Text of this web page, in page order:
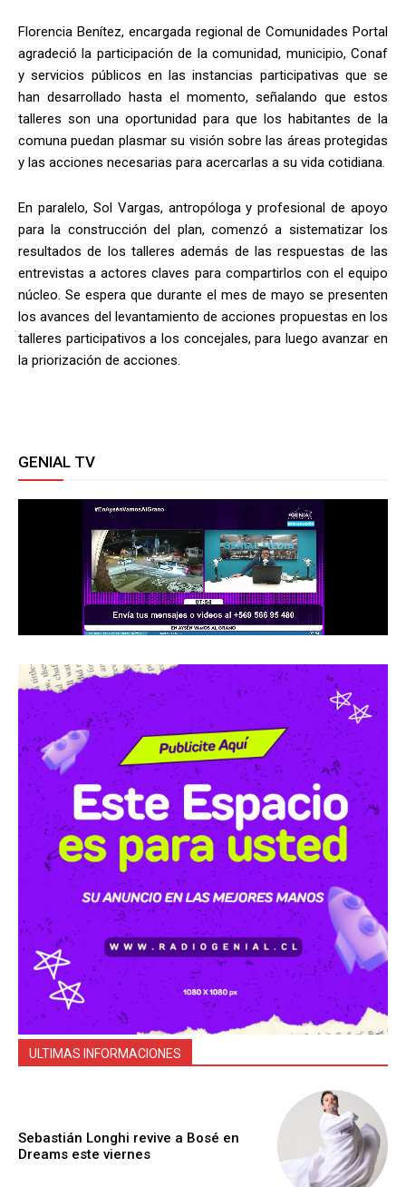
Florencia Benítez, encargada regional de Comunidades Portal
agradeció la participación de la comunidad, municipio, Conaf
y servicios públicos en las instancias participativas que se
han desarrollado hasta el momento, señalando que estos
talleres son una oportunidad para que los habitantes de la
comuna puedan plasmar su visión sobre las áreas protegidas
y las acciones necesarias para acercarlas a su vida cotidiana.
En paralelo, Sol Vargas, antropóloga y profesional de apoyo
para la construcción del plan, comenzó a sistematizar los
resultados de los talleres además de las respuestas de las
entrevistas a actores claves para compartirlos con el equipo
núcleo. Se espera que durante el mes de mayo se presenten
los avances del levantamiento de acciones propuestas en los
talleres participativos a los concejales, para luego avanzar en
la priorización de acciones.
GENIAL TV
ULTIMAS INFORMACIONES
Sebastián Longhi revive a Bosé en
Dreams este viernes